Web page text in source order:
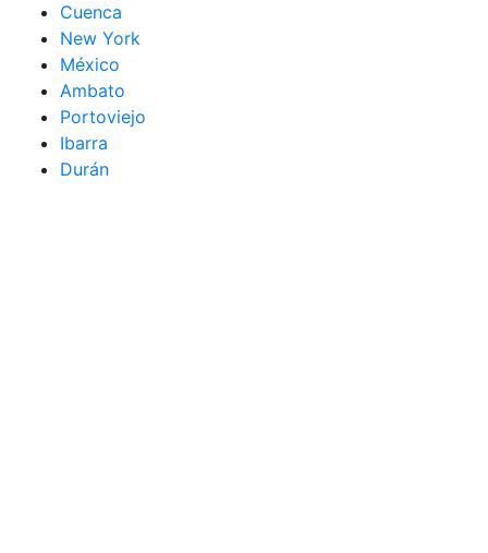
Cuenca
New York
México
Ambato
Portoviejo
Ibarra
Durán